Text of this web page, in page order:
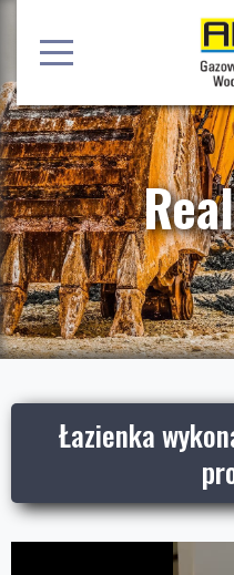
Łazienka